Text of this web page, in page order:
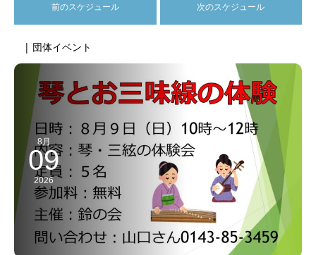
前のスケジュール 次のスケジュール
| 団体イベント
8月
09
2026